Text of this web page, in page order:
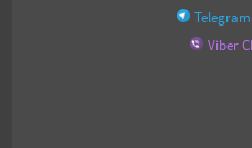
Viber